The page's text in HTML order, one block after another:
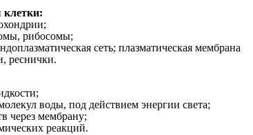
рибосомы;
сеть; плазматическая мембрана
реснички.
воды, под действием энергии света;
через мембрану;
реакций.